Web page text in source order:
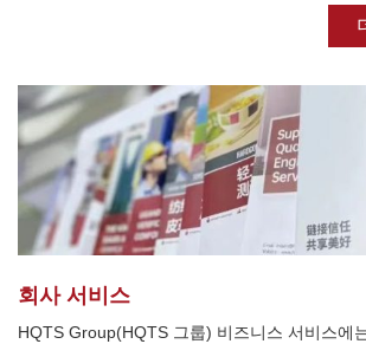
회사 서비스
HQTS Group(HQTS 그룹) 비즈니스 서비스에